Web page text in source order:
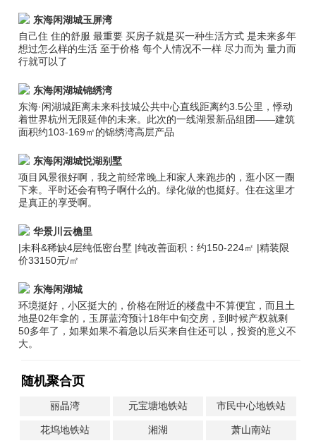
东海闲湖城玉屏湾
自己住 住的舒服 最重要 买房子就是买一种生活方式 是未来多年
想过怎么样的生活 至于价格 每个人情况不一样 尽力而为 量力而
行就可以了
东海闲湖城锦绣湾
东海·闲湖城距离未来科技城公共中心直线距离约3.5公里，悸动
着世界杭州无限延伸的未来。此次的一线湖景新品组团——建筑
面积约103-169㎡的锦绣湾高层产品
东海闲湖城悦湖别墅
项目风景很好啊，我之前经常晚上和家人来跑步的，逛小区一圈
下来。平时还会有鸭子啊什么的。绿化做的也挺好。住在这里才
是真正的享受啊。
华景川云檐里
|未科&稀缺4层纯低密台墅 |纯改善面积：约150-224㎡ |精装限
价33150元/㎡
东海闲湖城
环境挺好，小区挺大的，价格在附近的楼盘中不算便宜，而且土
地是02年拿的，玉屏蓝湾预计18年中旬交房，到时候产权就剩
50多年了，如果如果不着急以后买来自住还可以，投资的意义不
大。
随机聚合页
丽晶湾 元宝塘地铁站 市民中心地铁站
花坞地铁站 湘湖 萧山南站